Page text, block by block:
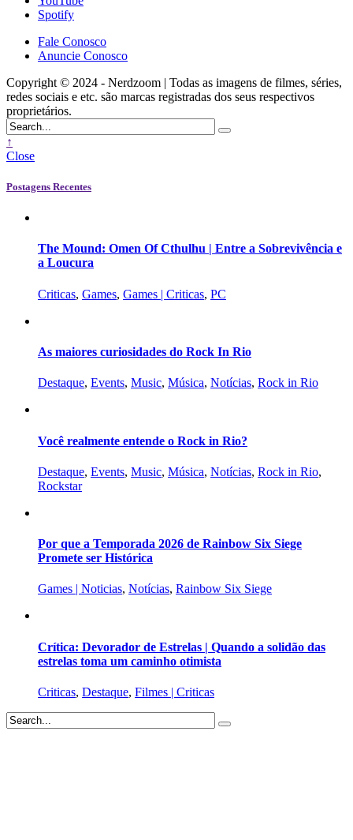
Spotify
Fale Conosco
Anuncie Conosco
Copyright © 2024 - Nerdzoom | Todas as imagens de filmes, séries,
redes sociais e etc. são marcas registradas dos seus respectivos
proprietários.
↑
Close
Postagens Recentes
The Mound: Omen Of Cthulhu | Entre a Sobrevivência e
a Loucura
Criticas, Games, Games | Criticas, PC
As maiores curiosidades do Rock In Rio
Destaque, Events, Music, Música, Notícias, Rock in Rio
Você realmente entende o Rock in Rio?
Destaque, Events, Music, Música, Notícias, Rock in Rio,
Rockstar
Por que a Temporada 2026 de Rainbow Six Siege
Promete ser Histórica
Games | Noticias, Notícias, Rainbow Six Siege
Crítica: Devorador de Estrelas | Quando a solidão das
estrelas toma um caminho otimista
Criticas, Destaque, Filmes | Criticas